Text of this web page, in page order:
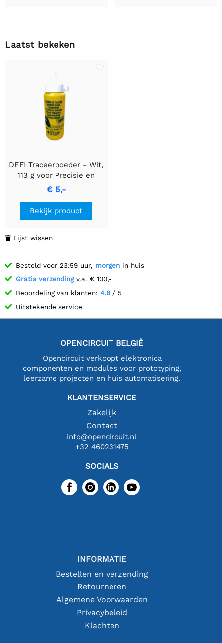
Laatst bekeken
DEFI Traceerpoeder - Wit,
113 g voor Precisie en
Zichtbaarheid
€ 5,-
Bekijk product
 Lijst wissen
Besteld voor 23:59 uur, morgen in huis
Gratis verzendingv.a. € 100,-
Beoordeling van klanten: 4.8 / 5
Uitstekende service
OPENCIRCUIT BELGIË
Opencircuit verkoopt elektronica
componenten en modules voor prototyping,
leerzame projecten en huis automatisering.
KLANTENSERVICE
Zakelijk
Contact
info@opencircuit.nl
+32 460231475
SOCIALS
INFORMATIE
Bestellen en verzending
Retourneren
Algemene Voorwaarden
Privacybeleid
Klachten